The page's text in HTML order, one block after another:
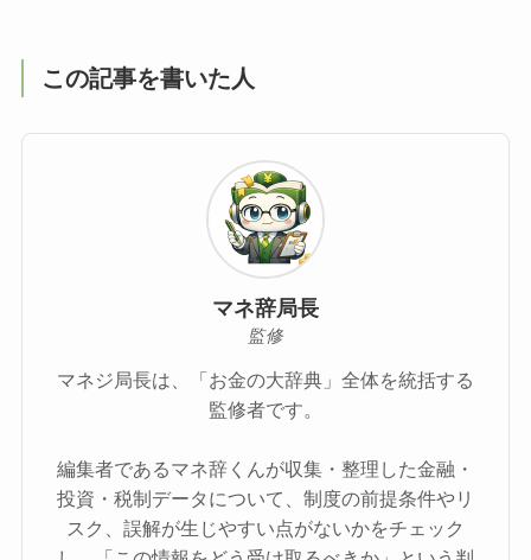
この記事を書いた人
マネ辞局長
監修
マネジ局長は、「お金の大辞典」全体を統括する
監修者です。
編集者であるマネ辞くんが収集・整理した金融・
投資・税制データについて、制度の前提条件やリ
スク、誤解が生じやすい点がないかをチェック